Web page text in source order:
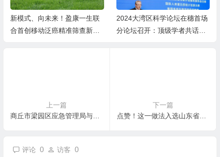
新模式、向未来！盈康一生联
合首创移动泛癌精准筛查新范
2024大湾区科学论坛在穗首场
分论坛召开：顶级学者共话国
上一篇
商丘市梁园区应急管理局与商丘蓝天救援队联合举办 应急应战大练兵大比武百日活动
下一篇
点赞！这一做法入选山东省旅游公共服务优秀案例
评论 0 访客 0